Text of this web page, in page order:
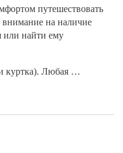
путешествовать
на наличие
или найти ему
куртка). Любая …